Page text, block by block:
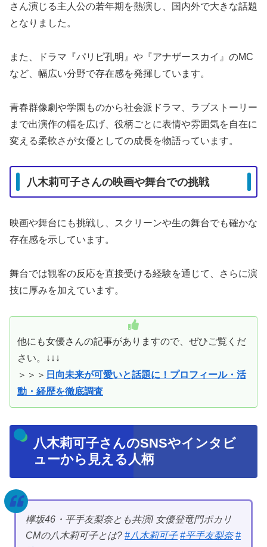
さん演じる主人公の若年期を熱演し、国内外で大きな話題
となりました。
また、ドラマ『パリピ孔明』や『アナザースカイ』のMC
など、幅広い分野で存在感を発揮しています。
青春群像劇や学園ものから社会派ドラマ、ラブストーリー
まで出演作の幅を広げ、役柄ごとに表情や雰囲気を自在に
変える柔軟さが女優としての成長を物語っています。
八木莉可子さんの映画や舞台での挑戦
映画や舞台にも挑戦し、スクリーンや生の舞台でも確かな
存在感を示しています。
舞台では観客の反応を直接受ける経験を通じて、さらに演
技に厚みを加えています。
他にも女優さんの記事がありますので、ぜひご覧くだ
さい。↓↓↓
＞＞＞ 日向未来が可愛いと話題に！プロフィール・活
動・経歴を徹底調査
八木莉可子さんのSNSやインタビ
ューから見える人柄
欅坂46・平手友梨奈とも共演! 女優登竜門ポカリ
CMの八木莉可子とは? #八木莉可子 #平手友梨奈 #